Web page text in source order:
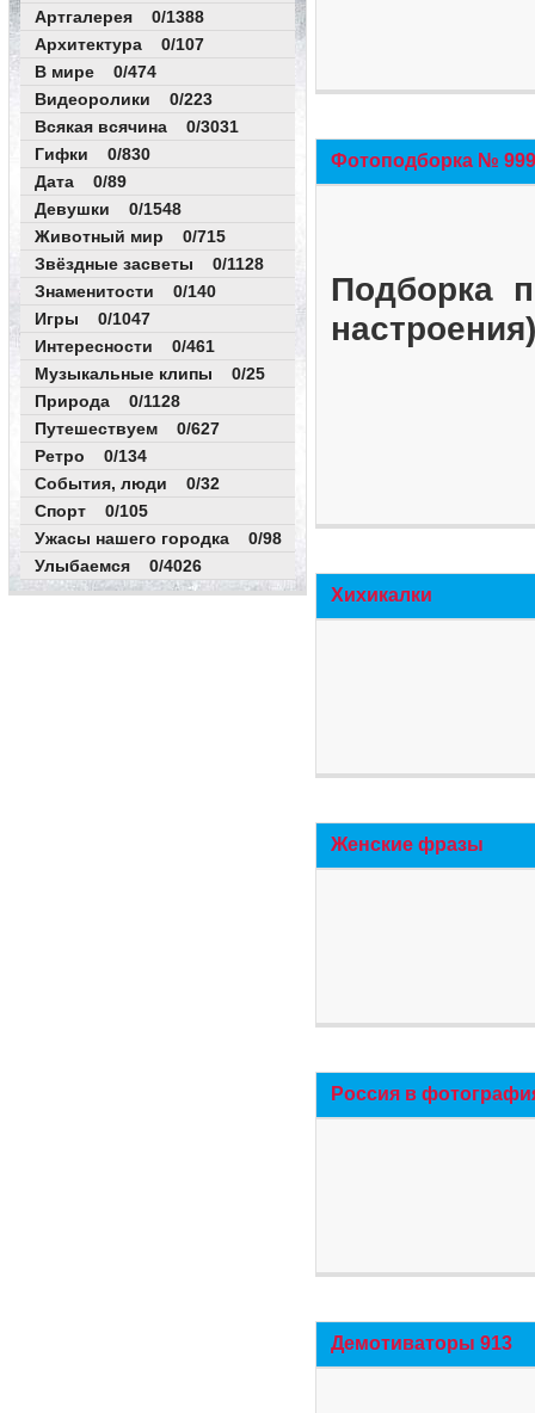
Артгалерея 0/1388
Архитектура 0/107
В мире 0/474
Видеоролики 0/223
Всякая всячина 0/3031
Гифки 0/830
Дата 0/89
Девушки 0/1548
Животный мир 0/715
Звёздные засветы 0/1128
Знаменитости 0/140
Игры 0/1047
Интересности 0/461
Музыкальные клипы 0/25
Природа 0/1128
Путешествуем 0/627
Ретро 0/134
События, люди 0/32
Спорт 0/105
Ужасы нашего городка 0/98
Улыбаемся 0/4026
Фотоподборка №
Подборка
Хихикалки
Женские фразы
Россия в
Демотиваторы 913